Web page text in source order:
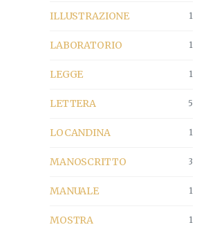
ILLUSTRAZIONE 1
LABORATORIO 1
LEGGE 1
LETTERA 5
LOCANDINA 1
MANOSCRITTO 3
MANUALE 1
MOSTRA 1